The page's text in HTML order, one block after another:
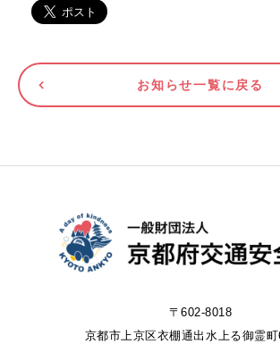
お知らせ一覧に戻る
〒602-8018
京都市上京区衣棚通出水上る御霊